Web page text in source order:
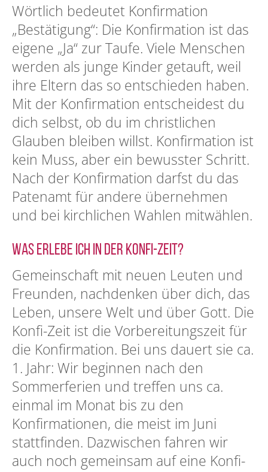
Wörtlich bedeutet Konfirmation
„Bestätigung“: Die Konfirmation ist das
eigene „Ja“ zur Taufe. Viele Menschen
werden als junge Kinder getauft, weil
ihre Eltern das so entschieden haben.
Mit der Konfirmation entscheidest du
dich selbst, ob du im christlichen
Glauben bleiben willst. Konfirmation ist
kein Muss, aber ein bewusster Schritt.
Nach der Konfirmation darfst du das
Patenamt für andere übernehmen
und bei kirchlichen Wahlen mitwählen.
Was erlebe ich in der Konfi-Zeit?
Gemeinschaft mit neuen Leuten und
Freunden, nachdenken über dich, das
Leben, unsere Welt und über Gott. Die
Konfi-Zeit ist die Vorbereitungszeit für
die Konfirmation. Bei uns dauert sie ca.
1. Jahr: Wir beginnen nach den
Sommerferien und treffen uns ca.
einmal im Monat bis zu den
Konfirmationen, die meist im Juni
stattfinden. Dazwischen fahren wir
auch noch gemeinsam auf eine Konfi-